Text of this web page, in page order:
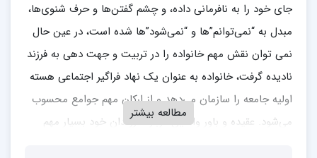
جای خود را به نافرمانی داده، و چشم گفتن‌ها و حرف شنوی‌ها،
مبدل به “نمی‌توانم”ها و “نمی‌شود”ها شده است، در عین حال
نمی توان نقش مهم خانواده را در تربیت و جهت دهی به فرزند
نادیده گرفت، خانواده به عنوان یک نهاد فراگیر اجتماعی هسته
اولیه جامعه را سازمان می‌دهد و از ارکان مهم جوامع محسوب
می‌شود. عقیده و باور والدین درباره فرزندان خود بسیار مهم
مطالعه بیشتر